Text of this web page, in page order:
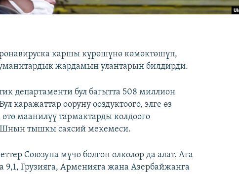
каршы күрөшүнө көмөктөшүп,
жардамын улантарын билдирди.
департаменти бул багытта 508 миллион
каражаттар ооруну ооздуктоого, элге өз
маанилүү тармактарды колдоого
тышкы саясий мекемеси.
Союзуна мүчө болгон өлкөлөр да алат. Ага
9,1, Грузияга, Арменияга жана Азербайжанга